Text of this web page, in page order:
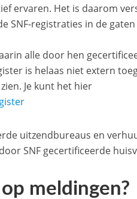
ervaren. Het is daarom
SNF-registraties in de
alle door hen
is helaas niet extern
Je kunt het hier
uitzendbureaus en
SNF gecertificeerde
meldingen?